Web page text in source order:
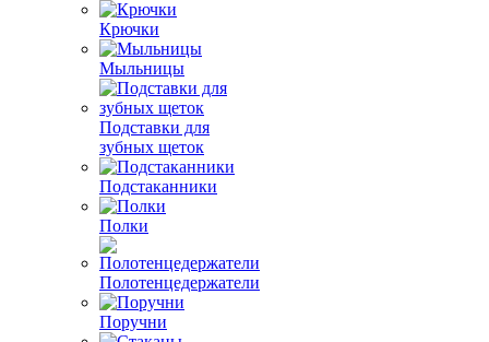
Крючки
Мыльницы
Подставки для
зубных щеток
Подстаканники
Полки
Полотенцедержатели
Поручни